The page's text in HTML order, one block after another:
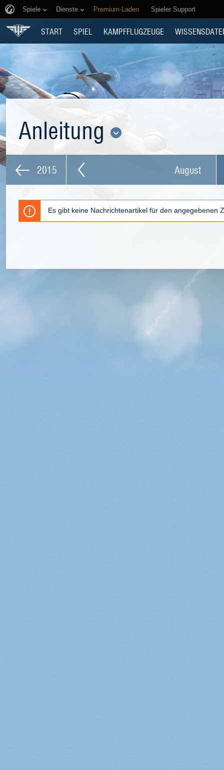
Spiele Dienste Premium-Laden Spieler Support
START SPIEL KAMPFFLUGZEUGE
Anleitung
2015 August
Es gibt keine Nachrichtenartikel für den angegebenen